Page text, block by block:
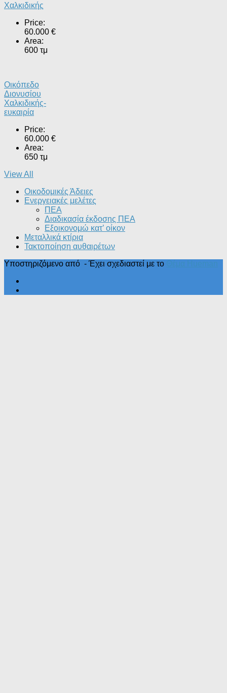
Χαλκιδικής
Price:
60.000 €
Area:
600 τμ
Οικόπεδο
Διονυσίου
Χαλκιδικής-
ευκαιρία
Price:
60.000 €
Area:
650 τμ
View All
Οικοδομικές Άδειες
Ενεργειακές μελέτες
ΠΕΑ
Διαδικασία έκδοσης ΠΕΑ
Εξοικονομώ κατ’ οίκoν
Μεταλλικά κτίρια
Τακτοποίηση αυθαιρέτων
Υποστηριζόμενο από - Έχει σχεδιαστεί με το